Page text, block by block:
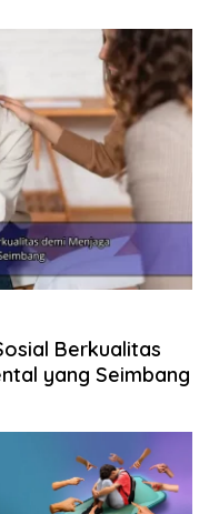
Berkualitas
yang Seimbang